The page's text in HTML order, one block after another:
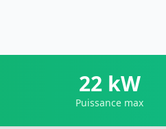
22 kW
Puissance max